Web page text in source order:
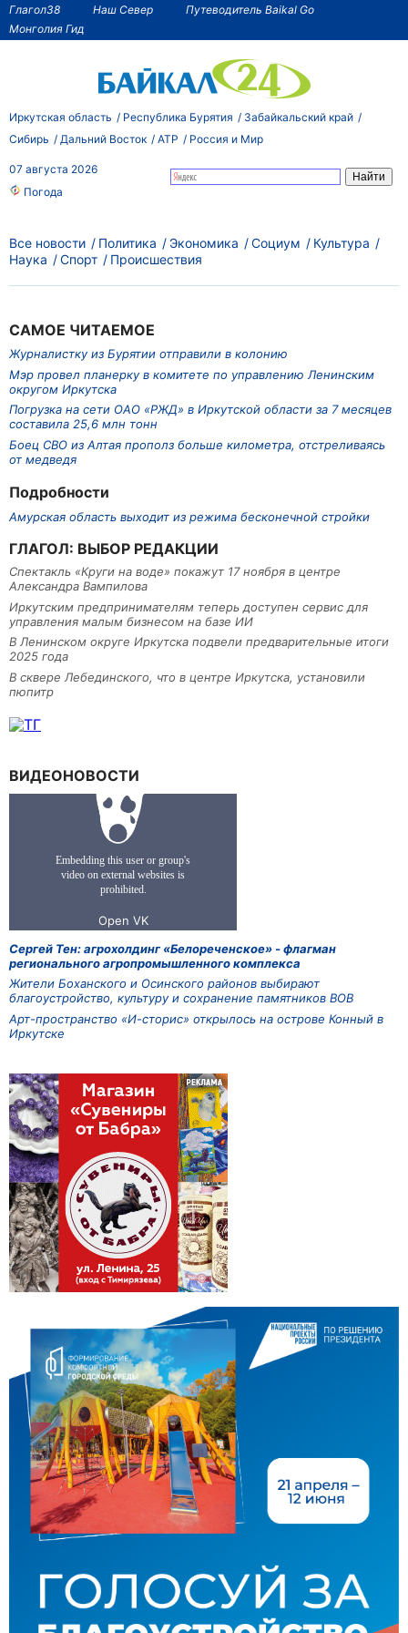
Глагол38 Наш Север
Путеводитель Baikal Go
Монголия Гид
Иркутская область Республика Бурятия
Забайкальский край
Сибирь
Дальний Восток АТР Россия и Мир
07 августа 2026
Погода
САМОЕ ЧИТАЕМОЕ
Журналистку из Бурятии отправили в колонию
Мэр провел планерку в комитете по управлению Ленинским
округом Иркутска
Погрузка на сети ОАО «РЖД» в Иркутской области за 7 месяцев
составила 25,6 млн тонн
Боец СВО из Алтая прополз больше километра, отстреливаясь
от медведя
Подробности
Амурская область выходит из режима бесконечной стройки
ГЛАГОЛ: ВЫБОР РЕДАКЦИИ
Спектакль «Круги на воде» покажут 17 ноября в центре
Александра Вампилова
Иркутским предпринимателям теперь доступен сервис для
управления малым бизнесом на базе ИИ
В Ленинском округе Иркутска подвели предварительные итоги
2025 года
В сквере Лебединского, что в центре Иркутска, установили
пюпитр
Все новости Политика Экономика Социум
Культура
Наука
Спорт Происшествия
ВИДЕОНОВОСТИ
Сергей Тен: агрохолдинг «Белореченское» - флагман
регионального агропромышленного комплекса
Жители Боханского и Осинского районов выбирают
благоустройство, культуру и сохранение памятников ВОВ
Арт-пространство «И-сторис» открылось на острове Конный в
Иркутске